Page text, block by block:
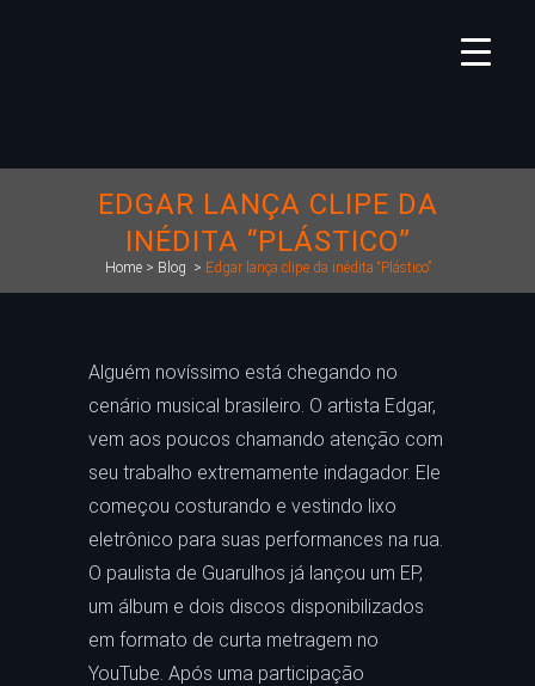
EDGAR LANÇA CLIPE DA
INÉDITA “PLÁSTICO”
Home> Blog > Edgar lança clipe da inédita “Plástico”
Alguém novíssimo está chegando no
cenário musical brasileiro. O artista Edgar,
vem aos poucos chamando atenção com
seu trabalho extremamente indagador. Ele
começou costurando e vestindo lixo
eletrônico para suas performances na rua.
O paulista de Guarulhos já lançou um EP,
um álbum e dois discos disponibilizados
em formato de curta metragem no
YouTube. Após uma participação